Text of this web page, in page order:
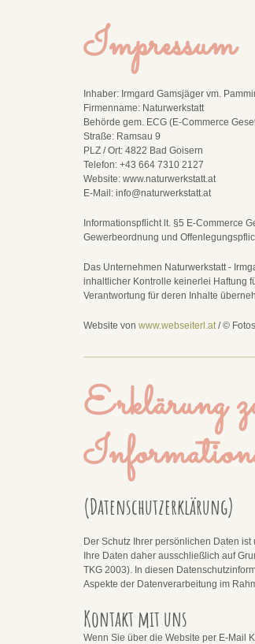
Impressum
Inhaber: Irmgard Gamsjäger vm.
Firmenname: Naturwerkstatt
Behörde gem. ECG (E-Commerce
Straße: Ramsau 9
PLZ / Ort: 4822 Bad Goisern
Telefon: +43 664 7310 2127
Website: www.naturwerkstatt.at
E-Mail: info@naturwerkstatt.at
Informationspflicht lt. §5 E-Commerce
Gewerbeordnung und
Das Unternehmen Naturwerkstatt -
inhaltlicher Kontrolle keinerlei Haftung
Verantwortung für deren Inhalte
Website von www.webseiterl.at/ ©
Erklärung
(Datenschutzerklärung)
Der Schutz Ihrer persönlichen Daten
Ihre Daten daher ausschließlich auf
TKG 2003). In diesen
Aspekte der Datenverarbeitung im
Kontakt mit uns
Wenn Sie über die Website per E-Mail